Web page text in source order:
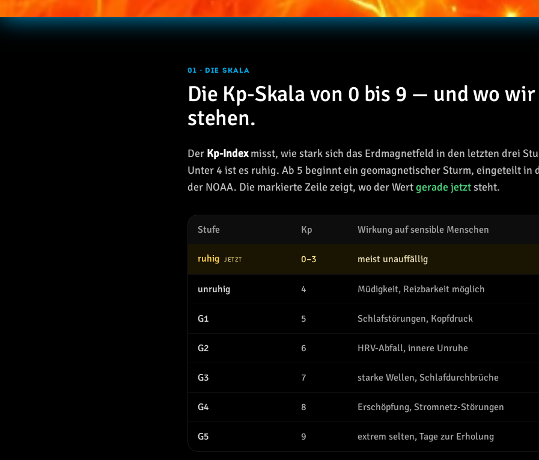
01 · DIE SKALA
Die Kp-Skala von 0 bis 9 — und wo wir
stehen.
Der Kp-Indexmisst, wie stark sich das Erdmagnetfeld in den letzten drei
Unter 4 ist es ruhig. Ab 5 beginnt ein geomagnetischer Sturm, eingeteilt in
der NOAA. Die markierte Zeile zeigt, wo der Wertgerade jetztsteht.
Stufe Kp Wirkung auf sensible Menschen
ruhig JETZT 0–3 meist unauffällig
unruhig 4 Müdigkeit, Reizbarkeit möglich
G1 5 Schlafstörungen, Kopfdruck
G2 6 HRV-Abfall, innere Unruhe
G3 7 starke Wellen, Schlafdurchbrüche
G4 8 Erschöpfung, Stromnetz-Störungen
G5 9 extrem selten, Tage zur Erholung